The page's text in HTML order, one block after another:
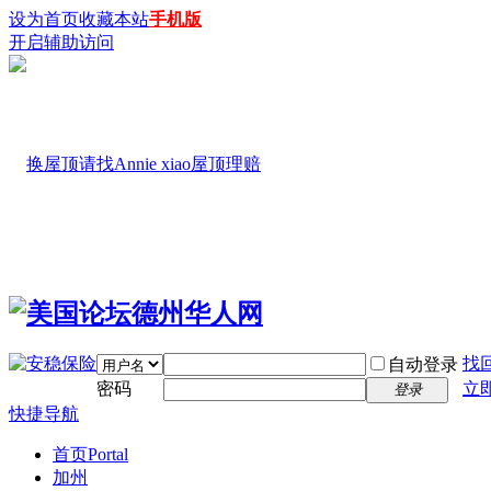
设为首页收藏本站手机版
开启辅助访问
自动登录 找
密码
登录
立
快捷导航
首页Portal
加州